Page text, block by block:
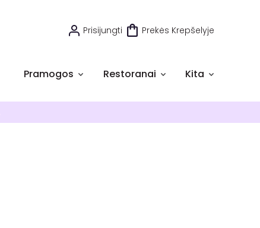
Prisijungti Prekės Krepšelyje
Pramogos Restoranai Kita